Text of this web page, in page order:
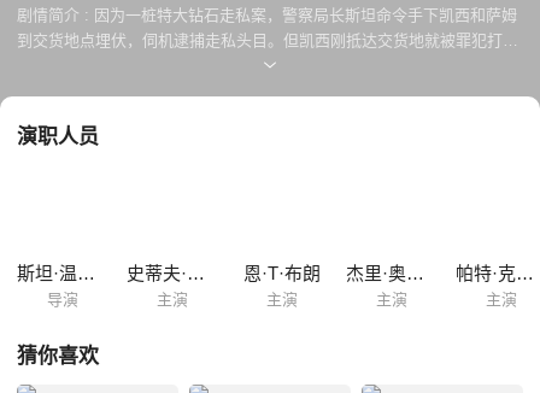
剧情简介 : 因为一桩特大钻石走私案，警察局长斯坦命令手下凯西和萨姆
到交货地点埋伏，伺机逮捕走私头目。但凯西刚抵达交货地就被罪犯打
晕，为此斯坦非常恼火，将搜捕任务交给另一位警察斯基。然而，凯西并
了寻找“钻石之母”而来到人间，是这起案件的唯一目击者。为了揪出走私
演职人员
斯坦·温斯顿
导演
史蒂夫·萨斯坎德
主演
恩·T·布朗
主演
杰里·奥尔巴赫
主演
帕特·克劳福德·布朗
主演
猜你喜欢